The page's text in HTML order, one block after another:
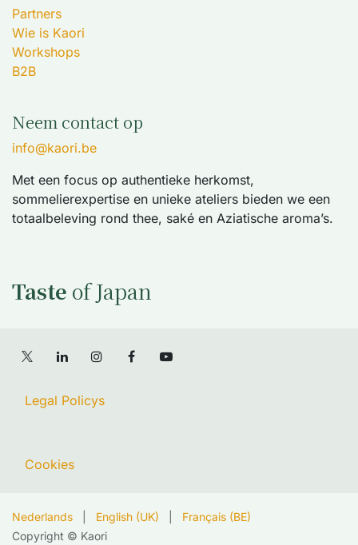
Partners
Wie is Kaori
Workshops
B2B
Neem contact op
info@kaori.be
Met een focus op authentieke herkomst,
sommelierexpertise en unieke ateliers bieden we een
totaalbeleving rond thee, saké en Aziatische aroma’s.
Taste of Japan
Legal Policys
Cookies
Copyright © Kaori
Nederlands English (UK) Français (BE)